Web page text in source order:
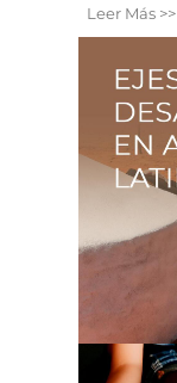
Leer Más >>